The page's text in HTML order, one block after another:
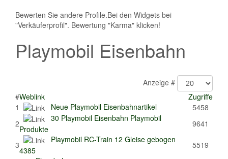
Bewerten Sie andere Profile.Bei den Widgets bei
"Verkäuferprofil". Bewertung "Karma" klicken!
Playmobil Eisenbahn
Anzeige #
#Weblink
Zugriffe
1
Neue Playmobil Eisenbahnartikel
5458
2
30 Playmobil Eisenbahn Playmobil
Produkte
9641
3
Playmobil RC-Train 12 Gleise gebogen
4385
5519